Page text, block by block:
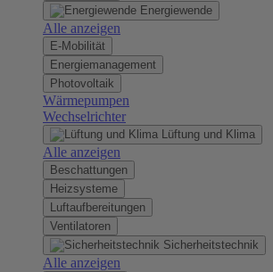
Energiewende
Alle anzeigen
E-Mobilität
Energiemanagement
Photovoltaik
Wärmepumpen
Wechselrichter
Lüftung und Klima
Alle anzeigen
Beschattungen
Heizsysteme
Luftaufbereitungen
Ventilatoren
Sicherheitstechnik
Alle anzeigen